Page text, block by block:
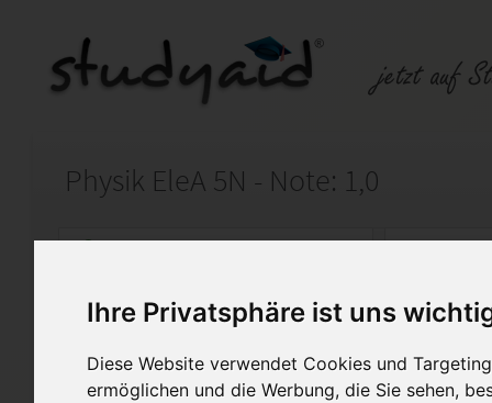
Ihre Privatsphäre ist uns
Diese Website verwendet Cookies und
ermöglichen und die Werbung, die Sie sehen,
Physik EleA 5N - Note: 1,0
Auf StudyAid.de verkaufen
Startseite Abitur und Hochschule
Einsendeaufgabe